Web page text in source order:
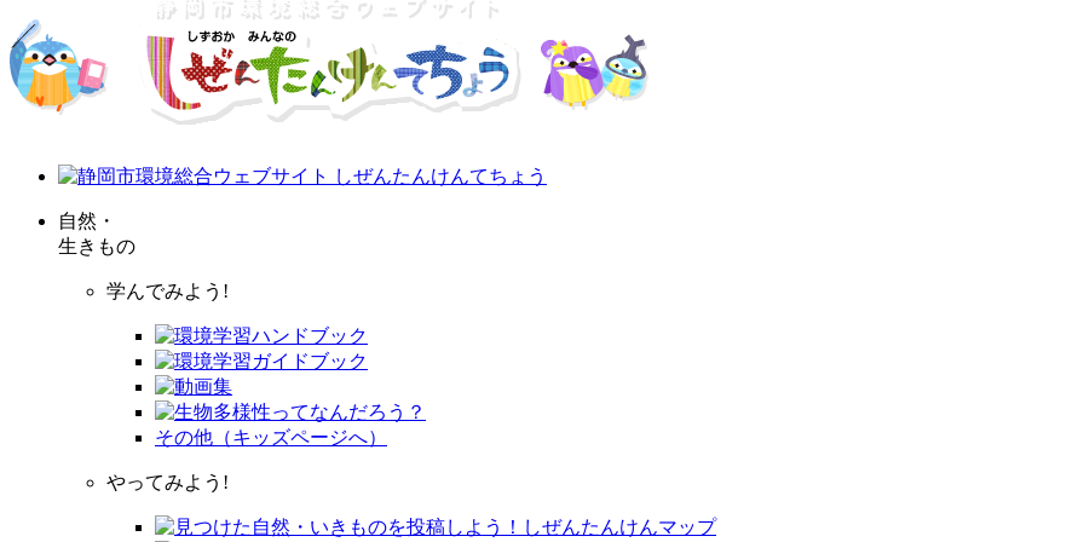
自然・
生きもの
学んでみよう!
その他（キッズページへ）
やってみよう!